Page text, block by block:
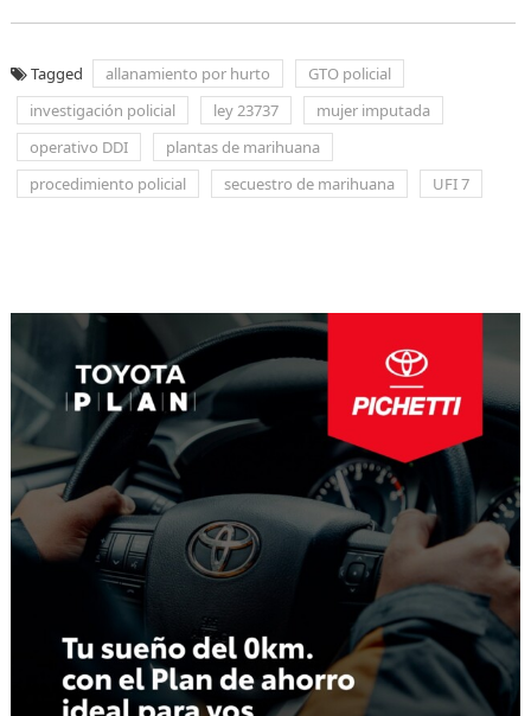
Tagged allanamiento por hurto
GTO policial
investigación policial
ley 23737
mujer imputada
operativo DDI
plantas de marihuana
procedimiento policial
secuestro de marihuana UFI 7
entradas